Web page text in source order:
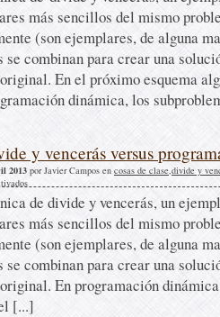
más sencillos del mismo
(son ejemplares, de alguna
se combinan para crear una
En el próximo esquema
dinámica, los
y vencerás versus
2013 por Javier Campos en cosas de clase,divide y
de divide y vencerás, un
más sencillos del mismo
(son ejemplares, de alguna
se combinan para crear una
En programación
[...]